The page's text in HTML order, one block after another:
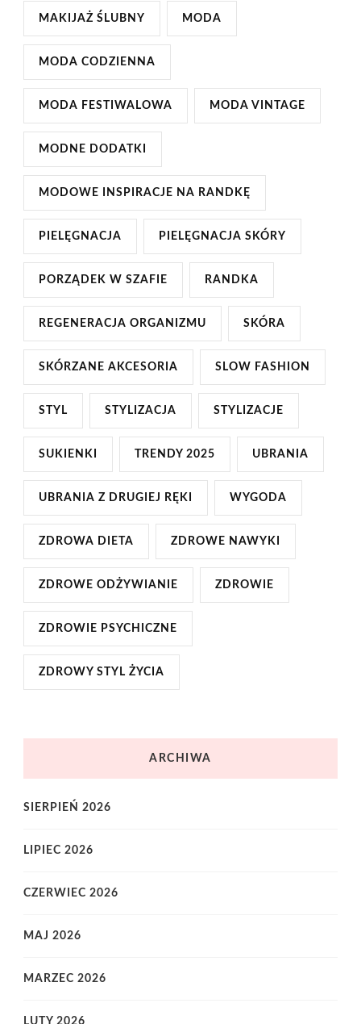
MAKIJAŻ ŚLUBNY MODA
MODA CODZIENNA
MODA FESTIWALOWA MODA VINTAGE
MODNE DODATKI
MODOWE INSPIRACJE NA RANDKĘ
PIELĘGNACJA PIELĘGNACJA SKÓRY
PORZĄDEK W SZAFIE RANDKA
REGENERACJA ORGANIZMU SKÓRA
SKÓRZANE AKCESORIA SLOW FASHION
STYL STYLIZACJA STYLIZACJE
SUKIENKI TRENDY 2025 UBRANIA
UBRANIA Z DRUGIEJ RĘKI WYGODA
ZDROWA DIETA ZDROWE NAWYKI
ZDROWE ODŻYWIANIE ZDROWIE
ZDROWIE PSYCHICZNE
ZDROWY STYL ŻYCIA
ARCHIWA
SIERPIEŃ 2026
LIPIEC 2026
CZERWIEC 2026
MAJ 2026
MARZEC 2026
LUTY 2026